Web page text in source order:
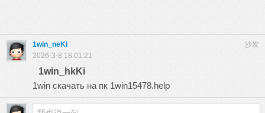
沙发
1win_neKi
2026-3-8 18:01:21
1win_hkKi
1win скачать на пк 1win15478.help